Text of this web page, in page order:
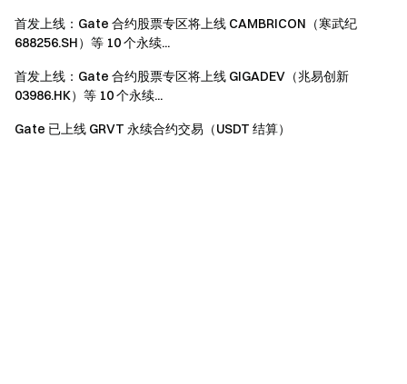
首发上线：Gate 合约股票专区将上线 CAMBRICON（寒武纪
688256.SH）等 10 个永续...
首发上线：Gate 合约股票专区将上线 GIGADEV（兆易创新
03986.HK）等 10 个永续...
Gate 已上线 GRVT 永续合约交易（USDT 结算）